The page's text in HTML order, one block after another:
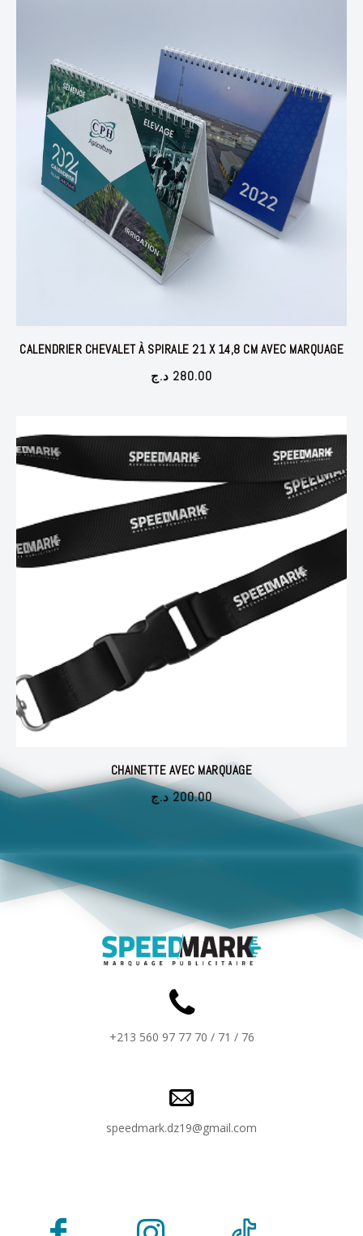
CALENDRIER CHEVALET À SPIRALE 21 X 14,8 CM AVEC MARQUAGE
280.00 د.ج
CHAINETTE AVEC MARQUAGE
200.00 د.ج
+213 560 97 77 70 / 71 / 76
speedmark.dz19@gmail.com